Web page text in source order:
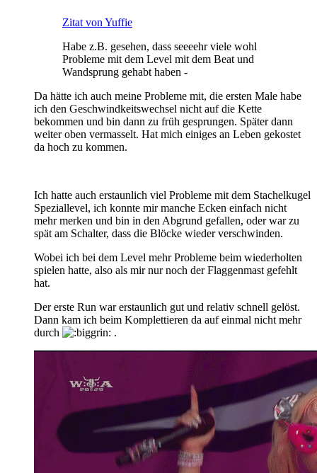
Zitat von Yuffie
Habe z.B. gesehen, dass seeeehr viele wohl
Probleme mit dem Level mit dem Beat und
Wandsprung gehabt haben -
Da hätte ich auch meine Probleme mit, die ersten Male habe
ich den Geschwindkeitswechsel nicht auf die Kette
bekommen und bin dann zu früh gesprungen. Später dann
weiter oben vermasselt. Hat mich einiges an Leben gekostet
da hoch zu kommen.
Ich hatte auch erstaunlich viel Probleme mit dem Stachelkugel
Speziallevel, ich konnte mir manche Ecken einfach nicht
mehr merken und bin in den Abgrund gefallen, oder war zu
spät am Schalter, dass die Blöcke wieder verschwinden.
Wobei ich bei dem Level mehr Probleme beim wiederholten
spielen hatte, also als mir nur noch der Flaggenmast gefehlt
hat.
Der erste Run war erstaunlich gut und relativ schnell gelöst.
Dann kam ich beim Komplettieren da auf einmal nicht mehr
durch
.